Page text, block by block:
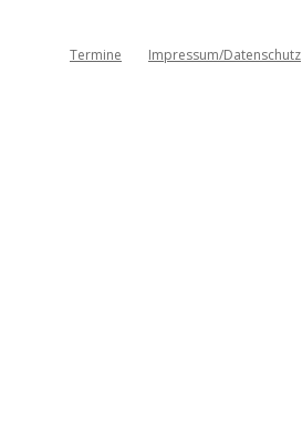
Termine Impressum/Datenschutz